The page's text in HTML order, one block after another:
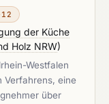
der Küche
Holz NRW)
Westfalen
Verfahrens, eine
über